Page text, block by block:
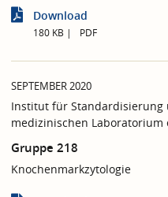
Download
180 KB PDF
SEPTEMBER 2020
Institut für Standardisierung
medizinischen Laboratorium
Gruppe 218
Knochenmarkzytologie